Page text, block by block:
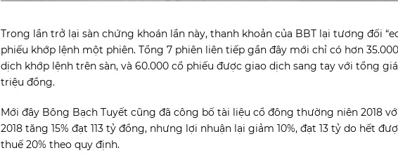
Trong lần trở lại sàn chứng khoán lần này, thanh khoản của BBT lại tương đối
phiếu khớp lệnh một phiên. Tổng 7 phiên liên tiếp gần đây mới chỉ có hơn
dịch khớp lệnh trên sàn, và 60.000 cổ phiếu được giao dịch sang tay với tổng
triệu đồng.
Mới đây Bông Bạch Tuyết cũng đã công bố tài liệu cổ đông thường niên 2018
2018 tăng 15% đạt 113 tỷ đồng, nhưng lợi nhuận lại giảm 10%, đạt 13 tỷ do hết
thuế 20% theo quy định.